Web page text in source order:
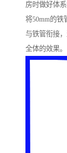
房时做好体
将50mm的铁
与铁管衔接
全体的效果。